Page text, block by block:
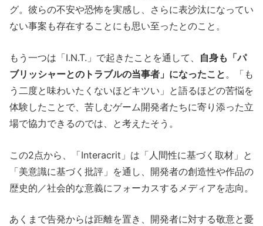
グ。彼らの不安や恐怖を実感し、さらに表沙汰になってい
ない事案も存在することにも思い至ったとのこと。
もう一つは「I.N.T.」で起きたことを通して、 自身も「パ
ブリッシャーとのトラブルの当事者」になったこと。「も
う二度と味わいたくないほどキツい」と語るほどの苦悩を
体験したことで、苦しむゲーム開発者たちに寄り添った立
場で協力できるのでは、と考えたそう。
この2点から、「Interacrit」は「人間性に基づく取材」と
「美意識に基づく批評」を通し、開発者の創造性や作品の
歴史的／社会的な意義にフォーカスするメディアを志向。
あくまで告発からは距離を置き、開発者に対する敬意と憂